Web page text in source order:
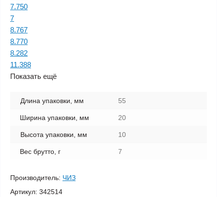
7.750
7
8.767
8.770
8.282
11.388
Показать ещё
Длина упаковки, мм 55
Ширина упаковки, мм 20
Высота упаковки, мм 10
Вес брутто, г 7
Производитель: ЧИЗ
Артикул: 342514